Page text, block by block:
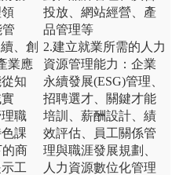
、創
業應
知
職
課
商
工
投放、網站經營、產
品管理等
2.建立就業所需的人力
資源管理能力：企業
永續發展(ESG)管理、
招聘選才、關鍵才能
培訓、薪酬設計、績
效評估、員工關係管
理與職涯發展規劃、
人力資源數位化管理